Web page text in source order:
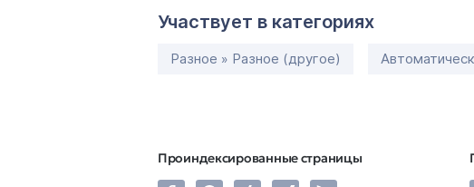
Участвует в категориях
Разное » Разное (другое)
Проиндексированные страницы